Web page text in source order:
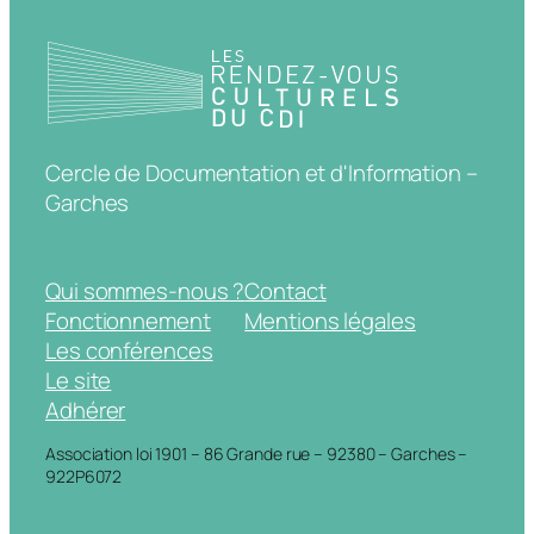
Cercle de Documentation et d'Information –
Garches
Qui sommes-nous ?
Fonctionnement
Les conférences
Le site
Adhérer
Contact
Mentions légales
Association loi 1901 – 86 Grande rue – 92380 – Garches –
922P6072